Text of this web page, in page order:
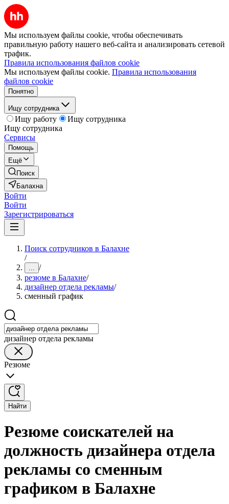
Мы используем файлы cookie, чтобы обеспечивать
правильную работу нашего веб-сайта и анализировать сетевой
трафик.
Правила использования файлов cookie
Мы используем файлы cookie. Правила использования
файлов cookie
Понятно
Ищу сотрудника
Ищу работу
Ищу сотрудника
Ищу сотрудника
Сервисы
Помощь
Ещё
Поиск
Балахна
Войти
Войти
Зарегистрироваться
Поиск сотрудников в Балахне
/
... /
резюме в Балахне/
дизайнер отдела рекламы/
сменный график
дизайнер отдела рекламы
Резюме
Найти
Резюме соискателей на
должность дизайнера отдела
рекламы со сменным
графиком в Балахне